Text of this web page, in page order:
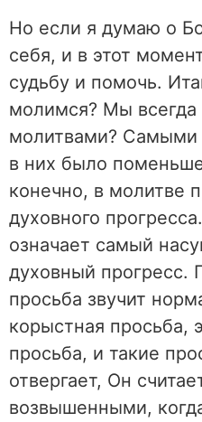
Но если я думаю о
себя, и в этот
судьбу и помочь.
молимся? Мы всегда
молитвами? Самыми
в них было
конечно, в молитве
духовного
означает самый
духовный прогресс.
просьба звучит
корыстная просьба,
просьба, и такие
отвергает, Он
возвышенными,